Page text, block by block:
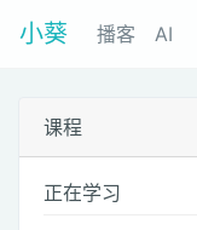
小葵 播客 AI
课程
正在学习